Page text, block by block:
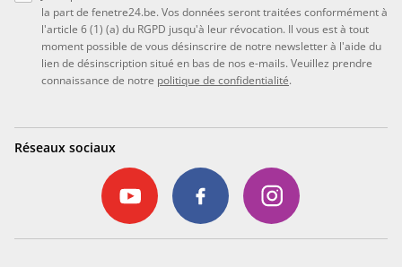
la part de fenetre24.be. Vos données seront traitées conformément à
l'article 6 (1) (a) du RGPD jusqu'à leur révocation. Il vous est à tout
moment possible de vous désinscrire de notre newsletter à l'aide du
lien de désinscription situé en bas de nos e-mails. Veuillez prendre
connaissance de notre politique de confidentialité.
Réseaux sociaux